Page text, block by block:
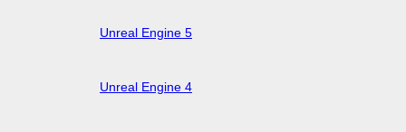
Unreal Engine 5
Unreal Engine 4